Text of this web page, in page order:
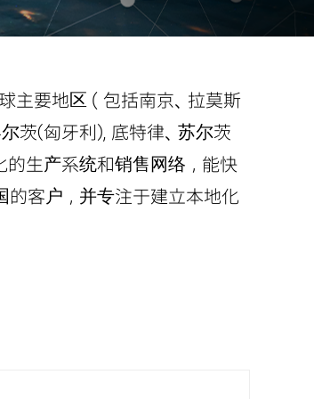
主要地区（包括南京、拉莫斯
茨(匈牙利), 底特律、苏尔茨
的生产系统​​和销售网络，能快
的客户，并专注于建立本地化